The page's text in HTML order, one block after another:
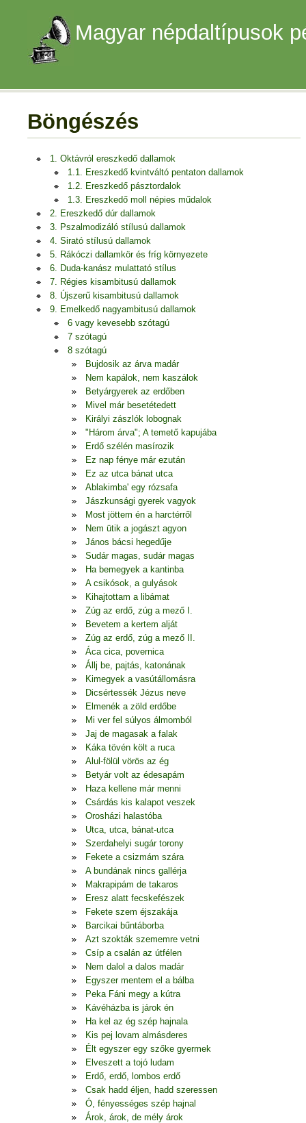
Magyar népdaltípusok
Böngészés
1. Oktávról ereszkedő dallamok
1.1. Ereszkedő kvintváltó pentaton dallamok
1.2. Ereszkedő pásztordalok
1.3. Ereszkedő moll népies műdalok
2. Ereszkedő dúr dallamok
3. Pszalmodizáló stílusú dallamok
4. Sirató stílusú dallamok
5. Rákóczi dallamkör és fríg környezete
6. Duda-kanász mulattató stílus
7. Régies kisambitusú dallamok
8. Újszerű kisambitusú dallamok
9. Emelkedő nagyambitusú dallamok
6 vagy kevesebb szótagú
7 szótagú
8 szótagú
Bujdosik az árva madár
Nem kapálok, nem kaszálok
Betyárgyerek az erdőben
Mivel már besetétedett
Királyi zászlók lobognak
"Három árva"; A temető kapujába
Erdő szélén masírozik
Ez nap fénye már ezután
Ez az utca bánat utca
Ablakimba' egy rózsafa
Jászkunsági gyerek vagyok
Most jöttem én a harctérről
Nem ütik a jogászt agyon
János bácsi hegedűje
Sudár magas, sudár magas
Ha bemegyek a kantinba
A csikósok, a gulyások
Kihajtottam a libámat
Zúg az erdő, zúg a mező I.
Bevetem a kertem alját
Zúg az erdő, zúg a mező II.
Áca cica, povernica
Állj be, pajtás, katonának
Kimegyek a vasútállomásra
Dicsértessék Jézus neve
Elmenék a zöld erdőbe
Mi ver fel súlyos álmomból
Jaj de magasak a falak
Káka tövén költ a ruca
Alul-fölül vörös az ég
Betyár volt az édesapám
Haza kellene már menni
Csárdás kis kalapot veszek
Orosházi halastóba
Utca, utca, bánat-utca
Szerdahelyi sugár torony
Fekete a csizmám szára
A bundának nincs gallérja
Makrapipám de takaros
Eresz alatt fecskefészek
Fekete szem éjszakája
Barcikai bűntáborba
Azt szokták szememre vetni
Csíp a csalán az útfélen
Nem dalol a dalos madár
Egyszer mentem el a bálba
Peka Fáni megy a kútra
Kávéházba is járok én
Ha kel az ég szép hajnala
Kis pej lovam almásderes
Élt egyszer egy szőke gyermek
Elveszett a tojó ludam
Erdő, erdő, lombos erdő
Csak hadd éljen, hadd szeressen
Ó, fényességes szép hajnal
Árok, árok, de mély árok